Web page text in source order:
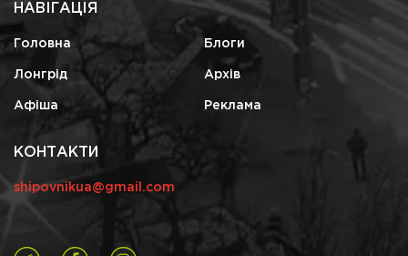
НАВІГАЦІЯ
Головна Блоги
Лонгрід Архів
Афіша Реклама
КОНТАКТИ
shipovnikua@gmail.com